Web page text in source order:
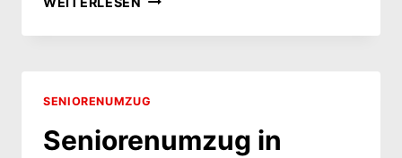
WOHNUNG
DER
SENIORENUMZUG
Seniorenumzug in